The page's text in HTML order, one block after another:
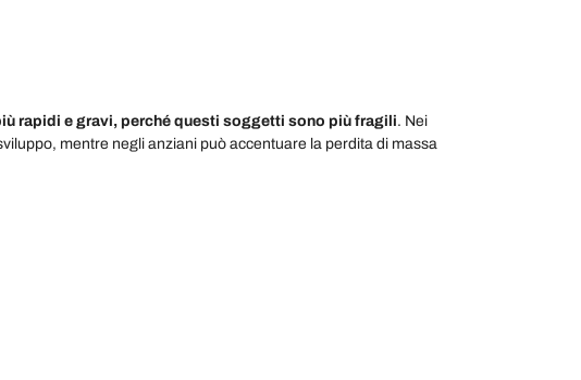
rapidi e gravi, perché questi soggetti sono più fragili. Nei
mentre negli anziani può accentuare la perdita di massa